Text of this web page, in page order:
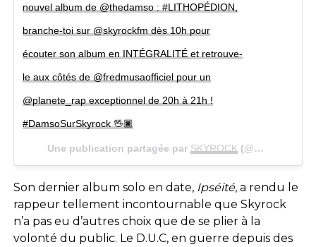
nouvel album de @thedamso : #LITHOPÉDION,
branche-toi sur @skyrockfm dès 10h pour
écouter son album en INTÉGRALITÉ et retrouve-
le aux côtés de @fredmusaofficiel pour un
@planete_rap exceptionnel de 20h à 21h !
#DamsoSurSkyrock 🖖🏿
Une publication partagée par SKYROCK (@skyrockfm) le
Son dernier album solo en date, Ipséité, a rendu le
rappeur tellement incontournable que Skyrock
n’a pas eu d’autres choix que de se plier à la
volonté du public. Le D.U.C, en guerre depuis des